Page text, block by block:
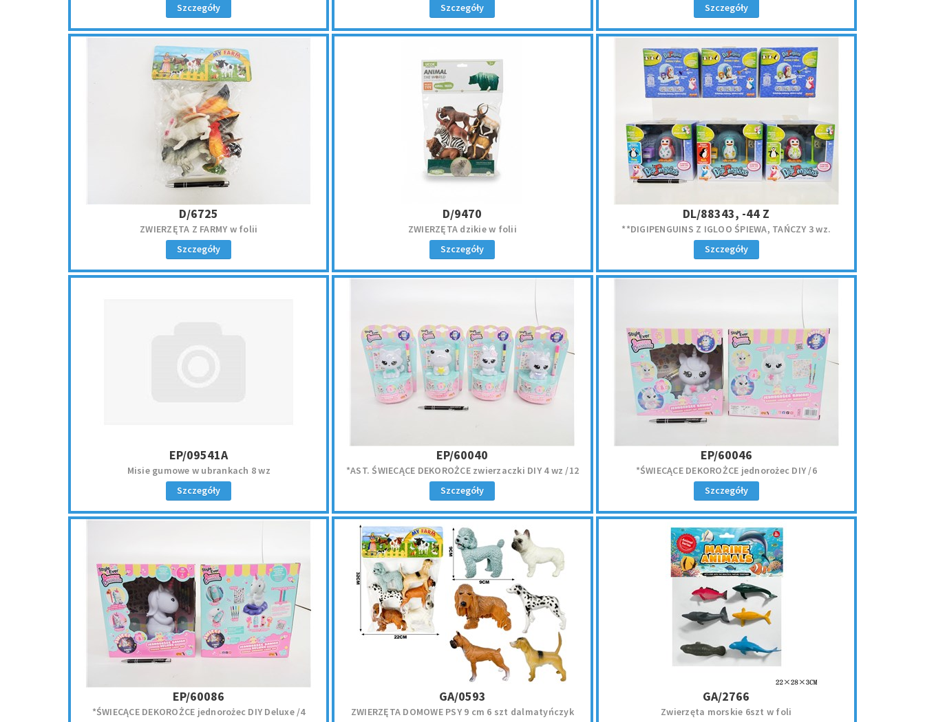
Szczegóły
Szczegóły
Szczegóły
D/6725
ZWIERZĘTA Z FARMY w folii
Szczegóły
D/9470
ZWIERZĘTA dzikie w folii
Szczegóły
DL/88343, -44 Z
**DIGIPENGUINS Z IGLOO ŚPIEWA, TAŃCZY 3 wz.
Szczegóły
EP/09541A
Misie gumowe w ubrankach 8 wz
Szczegóły
EP/60040
*AST. ŚWIECĄCE DEKOROŻCE zwierzaczki DIY 4 wz /12
Szczegóły
EP/60046
*ŚWIECĄCE DEKOROŻCE jednorożec DIY /6
Szczegóły
EP/60086
*ŚWIECĄCE DEKOROŻCE jednorożec DIY Deluxe /4
GA/0593
ZWIERZĘTA DOMOWE PSY 9 cm 6 szt dalmatyńczyk
GA/2766
Zwierzęta morskie 6szt w foli